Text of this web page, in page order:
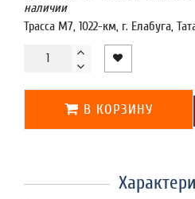
наличии
Трасса М7, 1022-км, г. Елабуга,
В КОРЗИНУ